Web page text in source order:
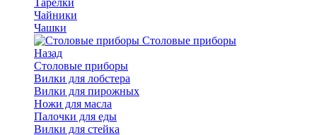
Чайники
Чашки
Cтоловые приборы
Назад
Cтоловые приборы
Вилки для лобстера
Вилки для пирожных
Ножи для масла
Палочки для еды
Вилки для стейка